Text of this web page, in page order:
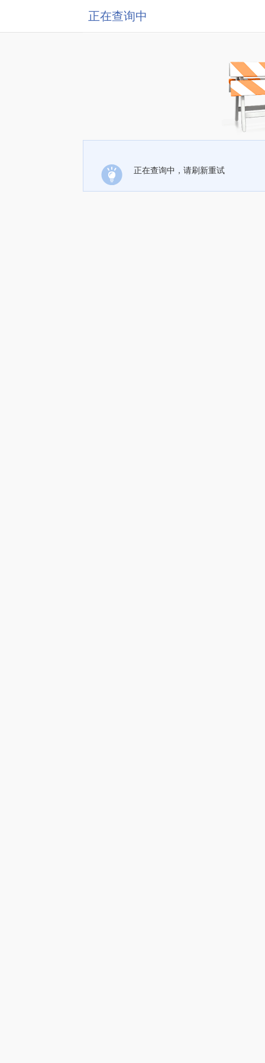
正在查询中
正在查询中，请刷新重试